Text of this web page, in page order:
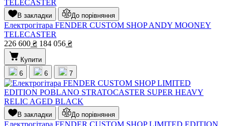
В закладки До порівняння
Електрогітара FENDER CUSTOM SHOP ANDY MOONEY
TELECASTER
226 600 ₴ 184 056 ₴
Купити
6
6 7
В закладки До порівняння
Електрогітара FENDER CUSTOM SHOP LIMITED EDITION